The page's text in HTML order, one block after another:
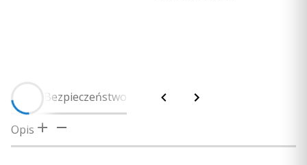
Opis Bezpieczeństwo
Opis